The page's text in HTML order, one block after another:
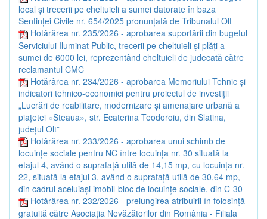
local și trecerii pe cheltuieli a sumei datorate în baza
Sentinței Civile nr. 654/2025 pronunțată de Tribunalul Olt
Hotărârea nr. 235/2026 - aprobarea suportării din bugetul
Serviciului Iluminat Public, trecerii pe cheltuieli și plăți a
sumei de 6000 lei, reprezentând cheltuieli de judecată către
reclamantul CMC
Hotărârea nr. 234/2026 - aprobarea Memoriului Tehnic și
indicatori tehnico-economici pentru proiectul de investiții
„Lucrări de reabilitare, modernizare și amenajare urbană a
piațetei «Steaua», str. Ecaterina Teodoroiu, din Slatina,
județul Olt”
Hotărârea nr. 233/2026 - aprobarea unui schimb de
locuințe sociale pentru NC între locuința nr. 30 situată la
etajul 4, având o suprafață utilă de 14,15 mp, cu locuința nr.
22, situată la etajul 3, având o suprafață utilă de 30,64 mp,
din cadrul aceluiași imobil-bloc de locuințe sociale, din C-30
Hotărârea nr. 232/2026 - prelungirea atribuirii în folosință
gratuită către Asociația Nevăzătorilor din România - Filiala